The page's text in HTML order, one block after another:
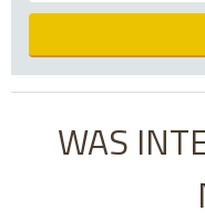
WAS